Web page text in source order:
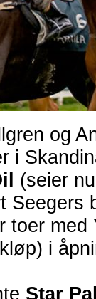
og
i
(seier
Seegers
toer med
i
Star